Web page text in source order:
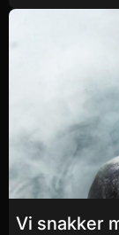
Vi snakker